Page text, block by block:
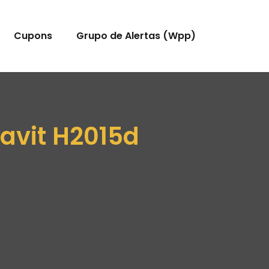
Cupons Grupo de Alertas (Wpp)
H2015d